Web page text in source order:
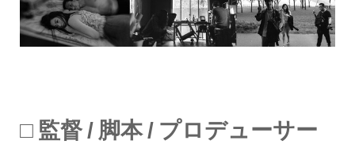
□ 監督 / 脚本 / プロデューサー